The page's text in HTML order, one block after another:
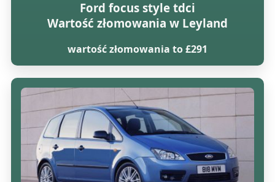
Ford focus style tdci
Wartość złomowania w Leyland
wartość złomowania to £291